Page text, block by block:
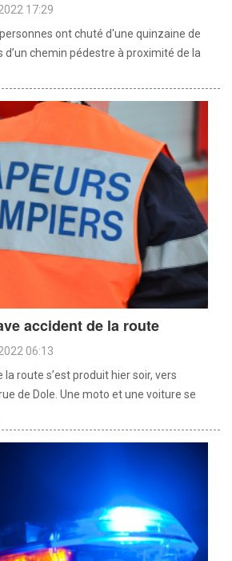
17:29
ont chuté d'une quinzaine de
chemin pédestre à proximité de la
accident de la route
06:13
la route s’est produit hier soir, vers
de Dole. Une moto et une voiture se